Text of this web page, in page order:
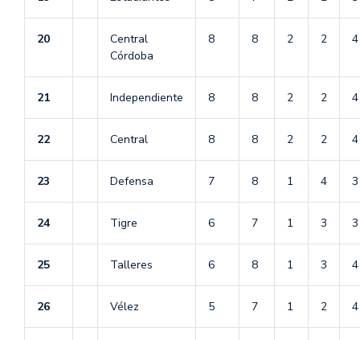
20
Central
Córdoba
8 8 2 2 4
21 Independiente 8 8 2 2 4
22 Central 8 8 2 2 4
23 Defensa 7 8 1 4 3
24 Tigre 6 7 1 3 3
25 Talleres 6 8 1 3 4
26 Vélez 5 7 1 2 4